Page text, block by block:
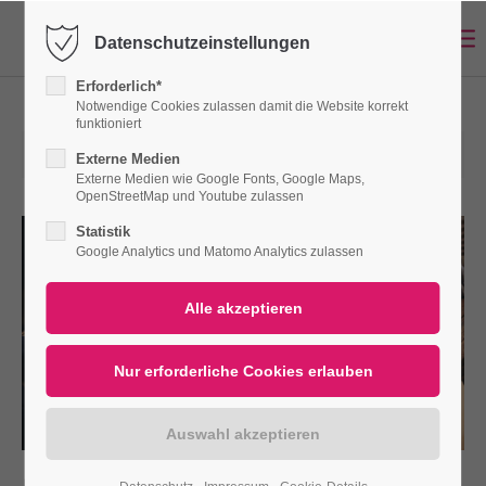
Login
Benutzername
Anmelden
|Lost your password?
Support
12.03.2024 17:06
Datenschutzeinstellungen
Erforderlich*
Notwendige Cookies zulassen damit die Website korrekt
funktioniert
Externe Medien
Externe Medien wie Google Fonts, Google Maps,
OpenStreetMap und Youtube zulassen
Statistik
Google Analytics und Matomo Analytics zulassen